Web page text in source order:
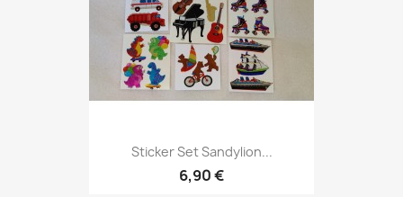
Sticker Set Sandylion...
6,90 €